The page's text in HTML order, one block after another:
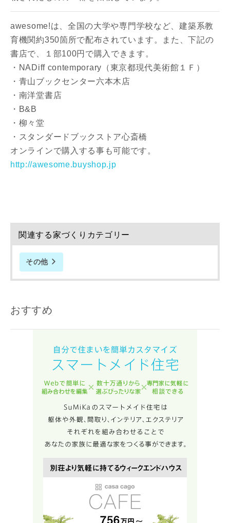
awesome!は、全国の大学や専門学校など、建築系教
育機関約350箇所で配布されています。また、下記の
書店で、１部100円で購入できます。
・NADiff contemporary（東京都現代美術館１Ｆ）
・青山ブックセンター六本木店
・南洋堂書店
・B&B
・柳々堂
・スタンダードブックストア心斎橋
オンラインで購入する事も可能です。
http://awesome.buyshop.jp
関連する家づくりカテゴリー
その他
おすすめ